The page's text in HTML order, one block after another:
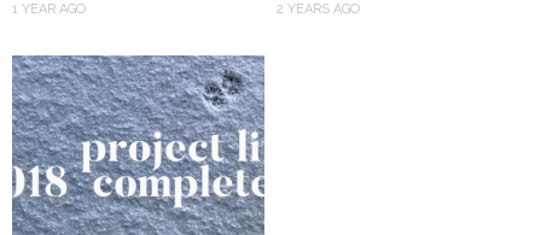
1 YEAR AGO 2 YEARS AGO